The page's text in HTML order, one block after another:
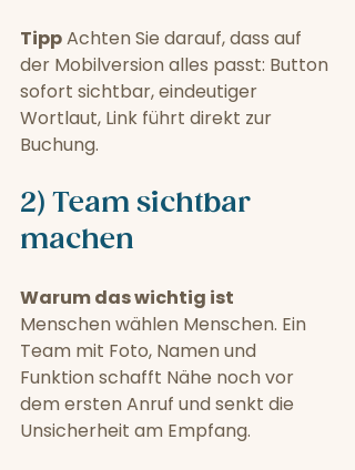
Tipp Achten Sie darauf, dass auf
der Mobilversion alles passt: Button
sofort sichtbar, eindeutiger
Wortlaut, Link führt direkt zur
Buchung.
2) Team sichtbar
machen
Warum das wichtig ist
Menschen wählen Menschen. Ein
Team mit Foto, Namen und
Funktion schafft Nähe noch vor
dem ersten Anruf und senkt die
Unsicherheit am Empfang.